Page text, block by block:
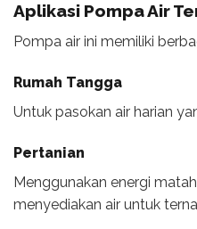
Aplikasi Pompa Air
Pompa air ini memiliki
Rumah Tangga
Untuk pasokan air harian
Pertanian
Menggunakan energi
menyediakan air untuk